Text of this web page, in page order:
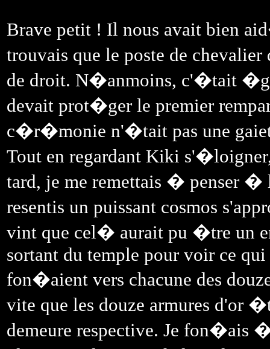
Brave petit ! Il nous avait bien
trouvais que le poste de
de droit. N�anmoins, c'�tait
devait prot�ger le premier
c�r�monie n'�tait pas une
Tout en regardant Kiki
tard, je me remettais � penser �
resentis un puissant cosmos
vint que cel� aurait pu �tre un
sortant du temple pour voir ce
fon�aient vers chacune des
vite que les douze armures d'or
demeure respective. Je fon�ais